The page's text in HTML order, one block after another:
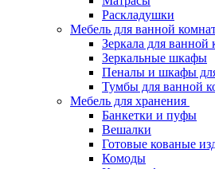
Раскладушки
Мебель для ванной
Зеркала для ванной
Зеркальные шкафы
Пеналы и шкафы
Тумбы для ванной
Мебель для хранения
Банкетки и пуфы
Вешалки
Готовые кованые
Комоды